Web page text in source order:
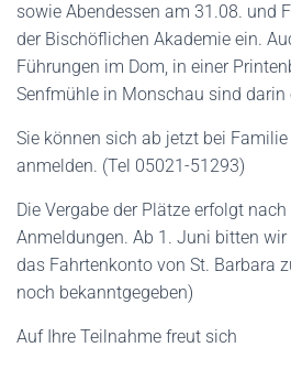
sowie Abendessen am 31.08. und
der Bischöflichen Akademie ein.
Führungen im Dom, in einer
Senfmühle in Monschau sind darin
Sie können sich ab jetzt bei
anmelden. (Tel 05021-51293)
Die Vergabe der Plätze erfolgt
Anmeldungen. Ab 1. Juni bitten wir
das Fahrtenkonto von St. Barbara
noch bekanntgegeben)
Auf Ihre Teilnahme freut sich